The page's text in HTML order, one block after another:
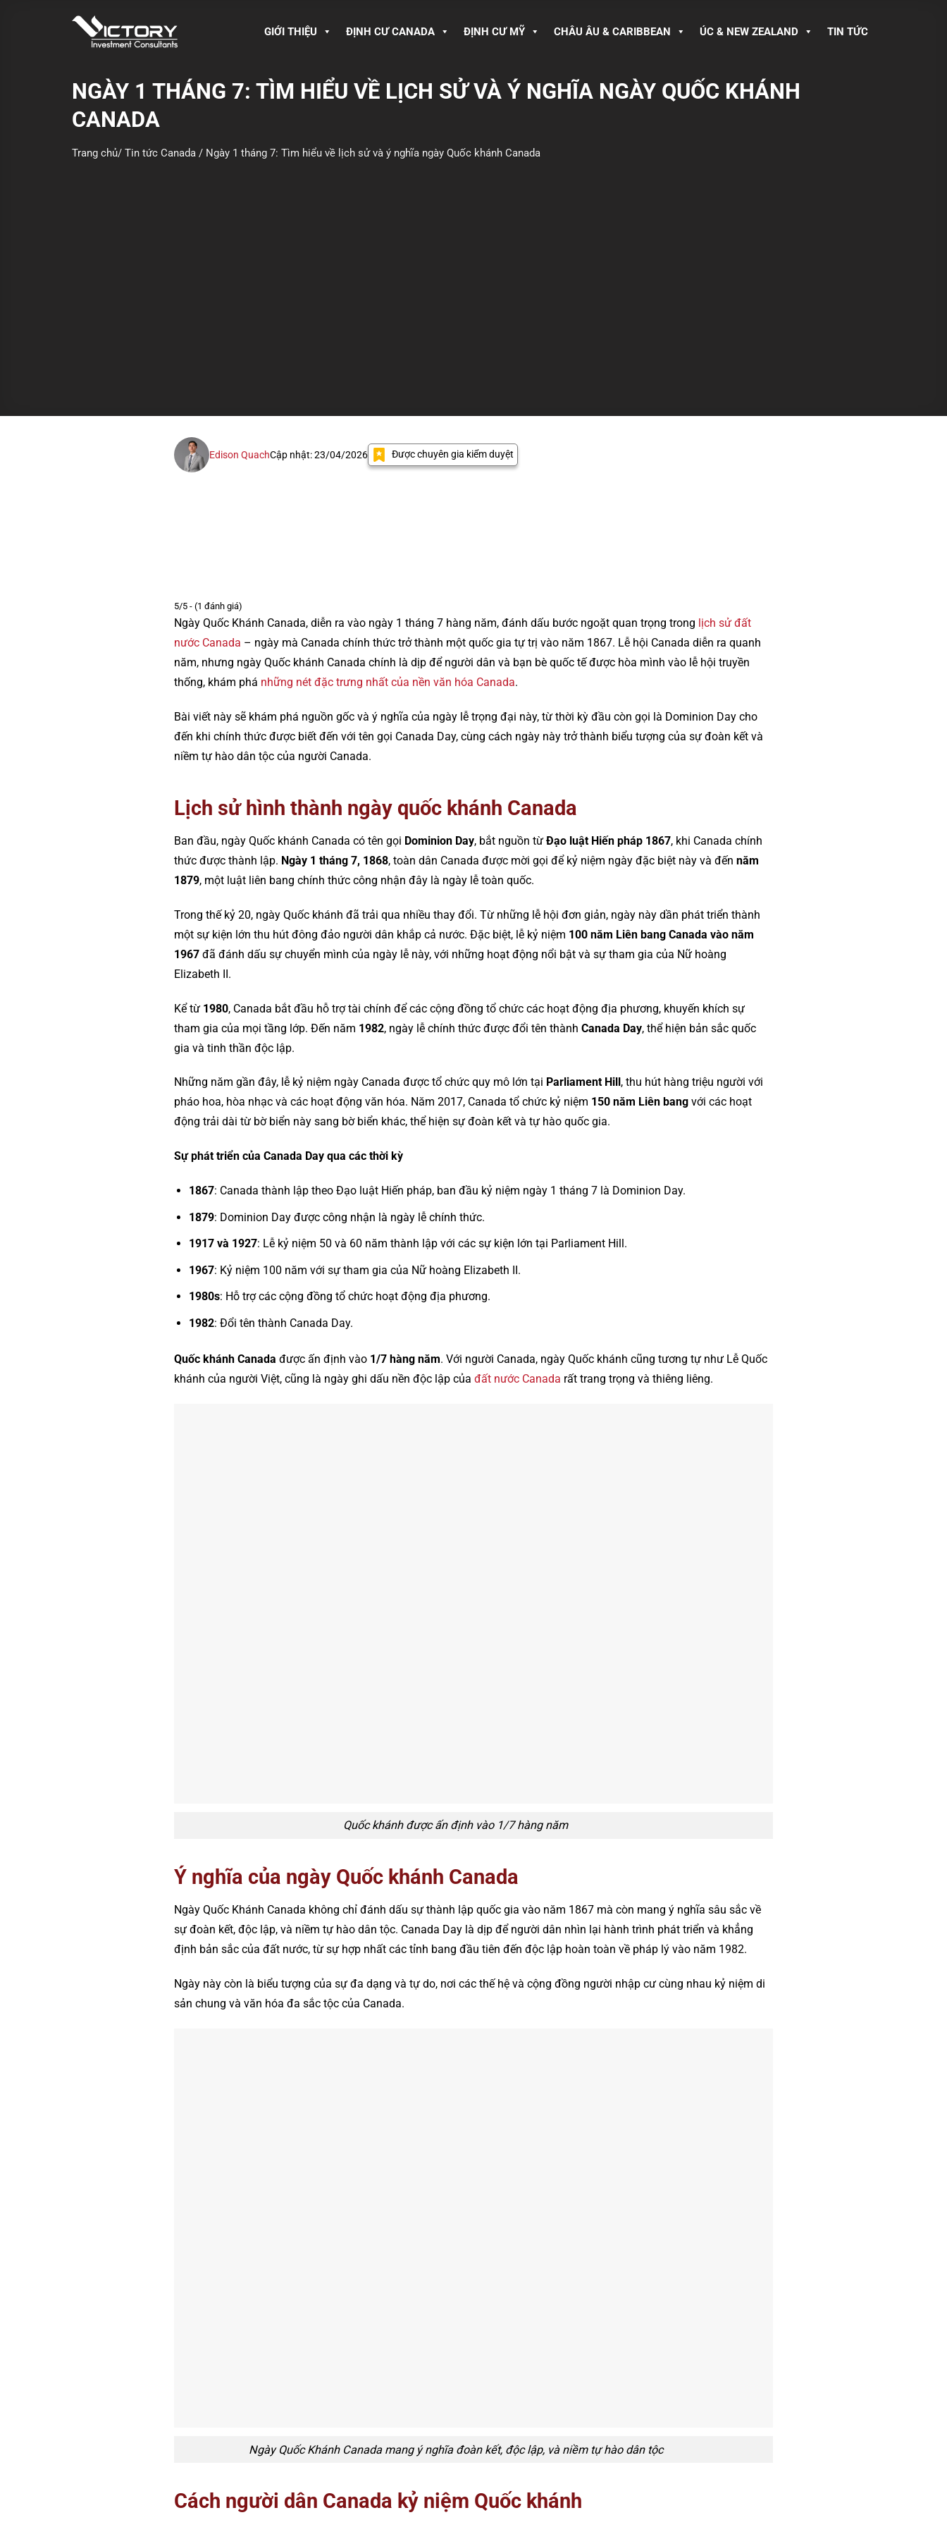
GIỚI THIỆU ĐỊNH CƯ CANADA ĐỊNH CƯ MỸ CHÂU ÂU & CARIBBEAN ÚC & NEW ZEALAND TIN TỨC
NGÀY 1 THÁNG 7: TÌM HIỂU VỀ LỊCH SỬ VÀ Ý NGHĨA NGÀY QUỐC KHÁNH
CANADA
Trang chủ/ Tin tức Canada / Ngày 1 tháng 7: Tìm hiểu về lịch sử và ý nghĩa ngày Quốc khánh Canada
Edison QuachCập nhật: 23/04/2026 Được chuyên gia kiểm duyệt
5/5 - (1 đánh giá)
Ngày Quốc Khánh Canada, diễn ra vào ngày 1 tháng 7 hàng năm, đánh dấu bước ngoặt quan trọng trong lịch sử đất
nước Canada – ngày mà Canada chính thức trở thành một quốc gia tự trị vào năm 1867. Lễ hội Canada diễn ra quanh
năm, nhưng ngày Quốc khánh Canada chính là dịp để người dân và bạn bè quốc tế được hòa mình vào lễ hội truyền
thống, khám phá những nét đặc trưng nhất của nền văn hóa Canada.
Bài viết này sẽ khám phá nguồn gốc và ý nghĩa của ngày lễ trọng đại này, từ thời kỳ đầu còn gọi là Dominion Day cho
đến khi chính thức được biết đến với tên gọi Canada Day, cùng cách ngày này trở thành biểu tượng của sự đoàn kết và
niềm tự hào dân tộc của người Canada.
Lịch sử hình thành ngày quốc khánh Canada
Ban đầu, ngày Quốc khánh Canada có tên gọi Dominion Day, bắt nguồn từ Đạo luật Hiến pháp 1867, khi Canada chính
thức được thành lập. Ngày 1 tháng 7, 1868, toàn dân Canada được mời gọi để kỷ niệm ngày đặc biệt này và đến năm
1879, một luật liên bang chính thức công nhận đây là ngày lễ toàn quốc.
Trong thế kỷ 20, ngày Quốc khánh đã trải qua nhiều thay đổi. Từ những lễ hội đơn giản, ngày này dần phát triển thành
một sự kiện lớn thu hút đông đảo người dân khắp cả nước. Đặc biệt, lễ kỷ niệm 100 năm Liên bang Canada vào năm
1967 đã đánh dấu sự chuyển mình của ngày lễ này, với những hoạt động nổi bật và sự tham gia của Nữ hoàng
Elizabeth II.
Kể từ 1980, Canada bắt đầu hỗ trợ tài chính để các cộng đồng tổ chức các hoạt động địa phương, khuyến khích sự
tham gia của mọi tầng lớp. Đến năm 1982, ngày lễ chính thức được đổi tên thành Canada Day, thể hiện bản sắc quốc
gia và tinh thần độc lập.
Những năm gần đây, lễ kỷ niệm ngày Canada được tổ chức quy mô lớn tại Parliament Hill , thu hút hàng triệu người với
pháo hoa, hòa nhạc và các hoạt động văn hóa. Năm 2017, Canada tổ chức kỷ niệm 150 năm Liên bang với các hoạt
động trải dài từ bờ biển này sang bờ biển khác, thể hiện sự đoàn kết và tự hào quốc gia.
Sự phát triển của Canada Day qua các thời kỳ
1867: Canada thành lập theo Đạo luật Hiến pháp, ban đầu kỷ niệm ngày 1 tháng 7 là Dominion Day.
1879: Dominion Day được công nhận là ngày lễ chính thức.
1917 và 1927: Lễ kỷ niệm 50 và 60 năm thành lập với các sự kiện lớn tại Parliament Hill.
1967: Kỷ niệm 100 năm với sự tham gia của Nữ hoàng Elizabeth II.
1980s: Hỗ trợ các cộng đồng tổ chức hoạt động địa phương.
1982: Đổi tên thành Canada Day.
Quốc khánh Canada được ấn định vào 1/7 hàng năm. Với người Canada, ngày Quốc khánh cũng tương tự như Lễ Quốc
khánh của người Việt, cũng là ngày ghi dấu nền độc lập của đất nước Canada rất trang trọng và thiêng liêng.
Quốc khánh được ấn định vào 1/7 hàng năm
Ý nghĩa của ngày Quốc khánh Canada
Ngày Quốc Khánh Canada không chỉ đánh dấu sự thành lập quốc gia vào năm 1867 mà còn mang ý nghĩa sâu sắc về
sự đoàn kết, độc lập, và niềm tự hào dân tộc. Canada Day là dịp để người dân nhìn lại hành trình phát triển và khẳng
định bản sắc của đất nước, từ sự hợp nhất các tỉnh bang đầu tiên đến độc lập hoàn toàn về pháp lý vào năm 1982.
Ngày này còn là biểu tượng của sự đa dạng và tự do, nơi các thế hệ và cộng đồng người nhập cư cùng nhau kỷ niệm di
sản chung và văn hóa đa sắc tộc của Canada.
Ngày Quốc Khánh Canada mang ý nghĩa đoàn kết, độc lập, và niềm tự hào dân tộc
Cách người dân Canada kỷ niệm Quốc khánh